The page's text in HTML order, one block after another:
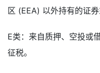
区 (EEA) 以外持有的证券
E类：来自质押、空投或
征税。